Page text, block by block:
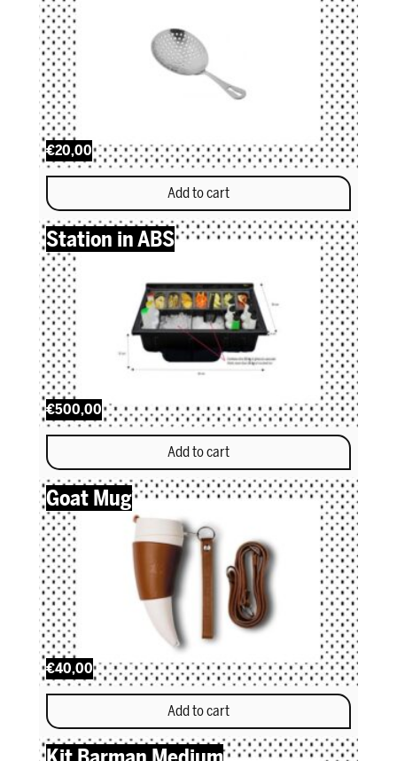
€20,00
Add to cart
Station in ABS
€500,00
Add to cart
Goat Mug
€40,00
Add to cart